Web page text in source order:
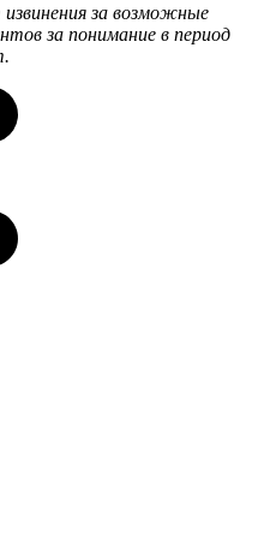
извинения за возможные
за понимание в период